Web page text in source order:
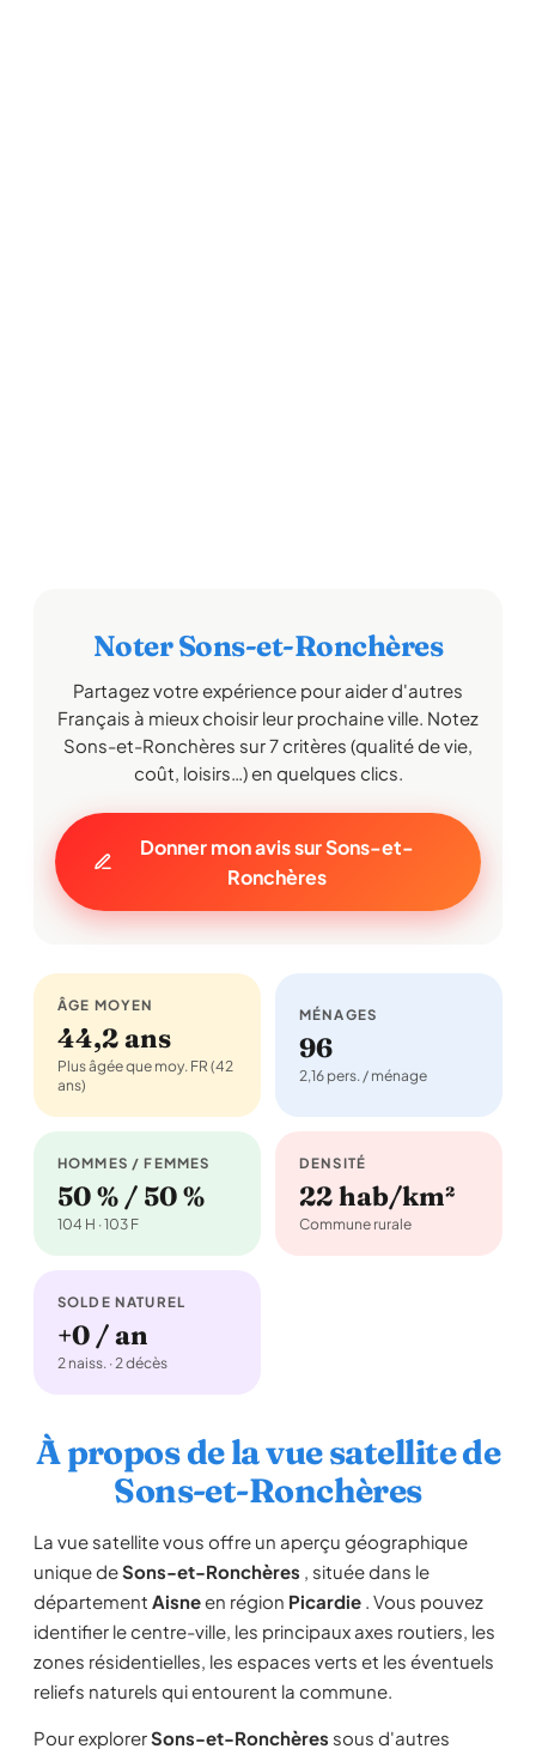
Noter Sons-et-Ronchères
Partagez votre expérience pour aider d'autres
Français à mieux choisir leur prochaine ville. Notez
Sons-et-Ronchères sur 7 critères (qualité de vie,
coût, loisirs…) en quelques clics.
Donner mon avis sur Sons-et-
Ronchères
ÂGE MOYEN
44,2 ans
Plus âgée que moy. FR (42
ans)
MÉNAGES
96
2,16 pers. / ménage
HOMMES / FEMMES
50 % / 50 %
104 H · 103 F
DENSITÉ
22 hab/km²
Commune rurale
SOLDE NATUREL
+0 / an
2 naiss. · 2 décès
À propos de la vue satellite de
Sons-et-Ronchères
La vue satellite vous offre un aperçu géographique
unique deSons-et-Ronchères , située dans le
département Aisneen région Picardie . Vous pouvez
identifier le centre-ville, les principaux axes routiers, les
zones résidentielles, les espaces verts et les éventuels
reliefs naturels qui entourent la commune.
Pour explorerSons-et-Ronchères sous d'autres